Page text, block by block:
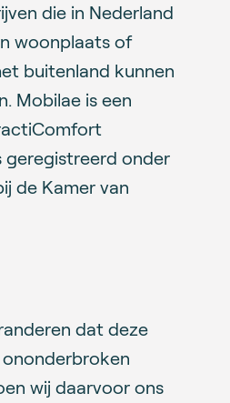
die in Nederland
woonplaats of
buitenland kunnen
Mobilae is een
geregistreerd onder
de Kamer van
dat deze
wij daarvoor ons